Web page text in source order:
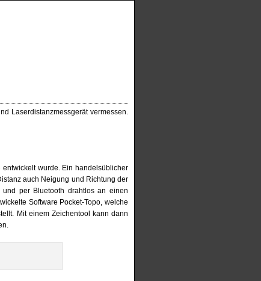
Laserdistanzmessgerät vermessen.
wurde. Ein handelsüblicher
auch Neigung und Richtung der
per Bluetooth drahtlos an einen
Software Pocket-Topo, welche
Mit einem Zeichentool kann dann